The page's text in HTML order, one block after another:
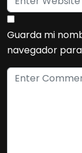
Guarda mi
navegador